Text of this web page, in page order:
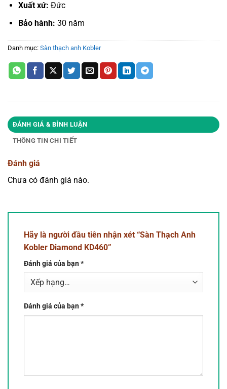
Xuất xứ: Đức
Bảo hành: 30 năm
Danh mục: Sàn thạch anh Kobler
ĐÁNH GIÁ & BÌNH LUẬN
THÔNG TIN CHI TIẾT
Đánh giá
Chưa có đánh giá nào.
Hãy là người đầu tiên nhận xét “Sàn Thạch Anh
Kobler Diamond KD460”
Đánh giá của bạn*
Đánh giá của bạn*